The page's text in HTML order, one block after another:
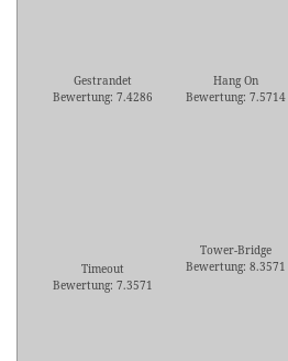
Gestrandet
Bewertung: 7.4286
Hang On
Bewertung: 7.5714
Timeout
Bewertung: 7.3571
Tower-Bridge
Bewertung: 8.3571